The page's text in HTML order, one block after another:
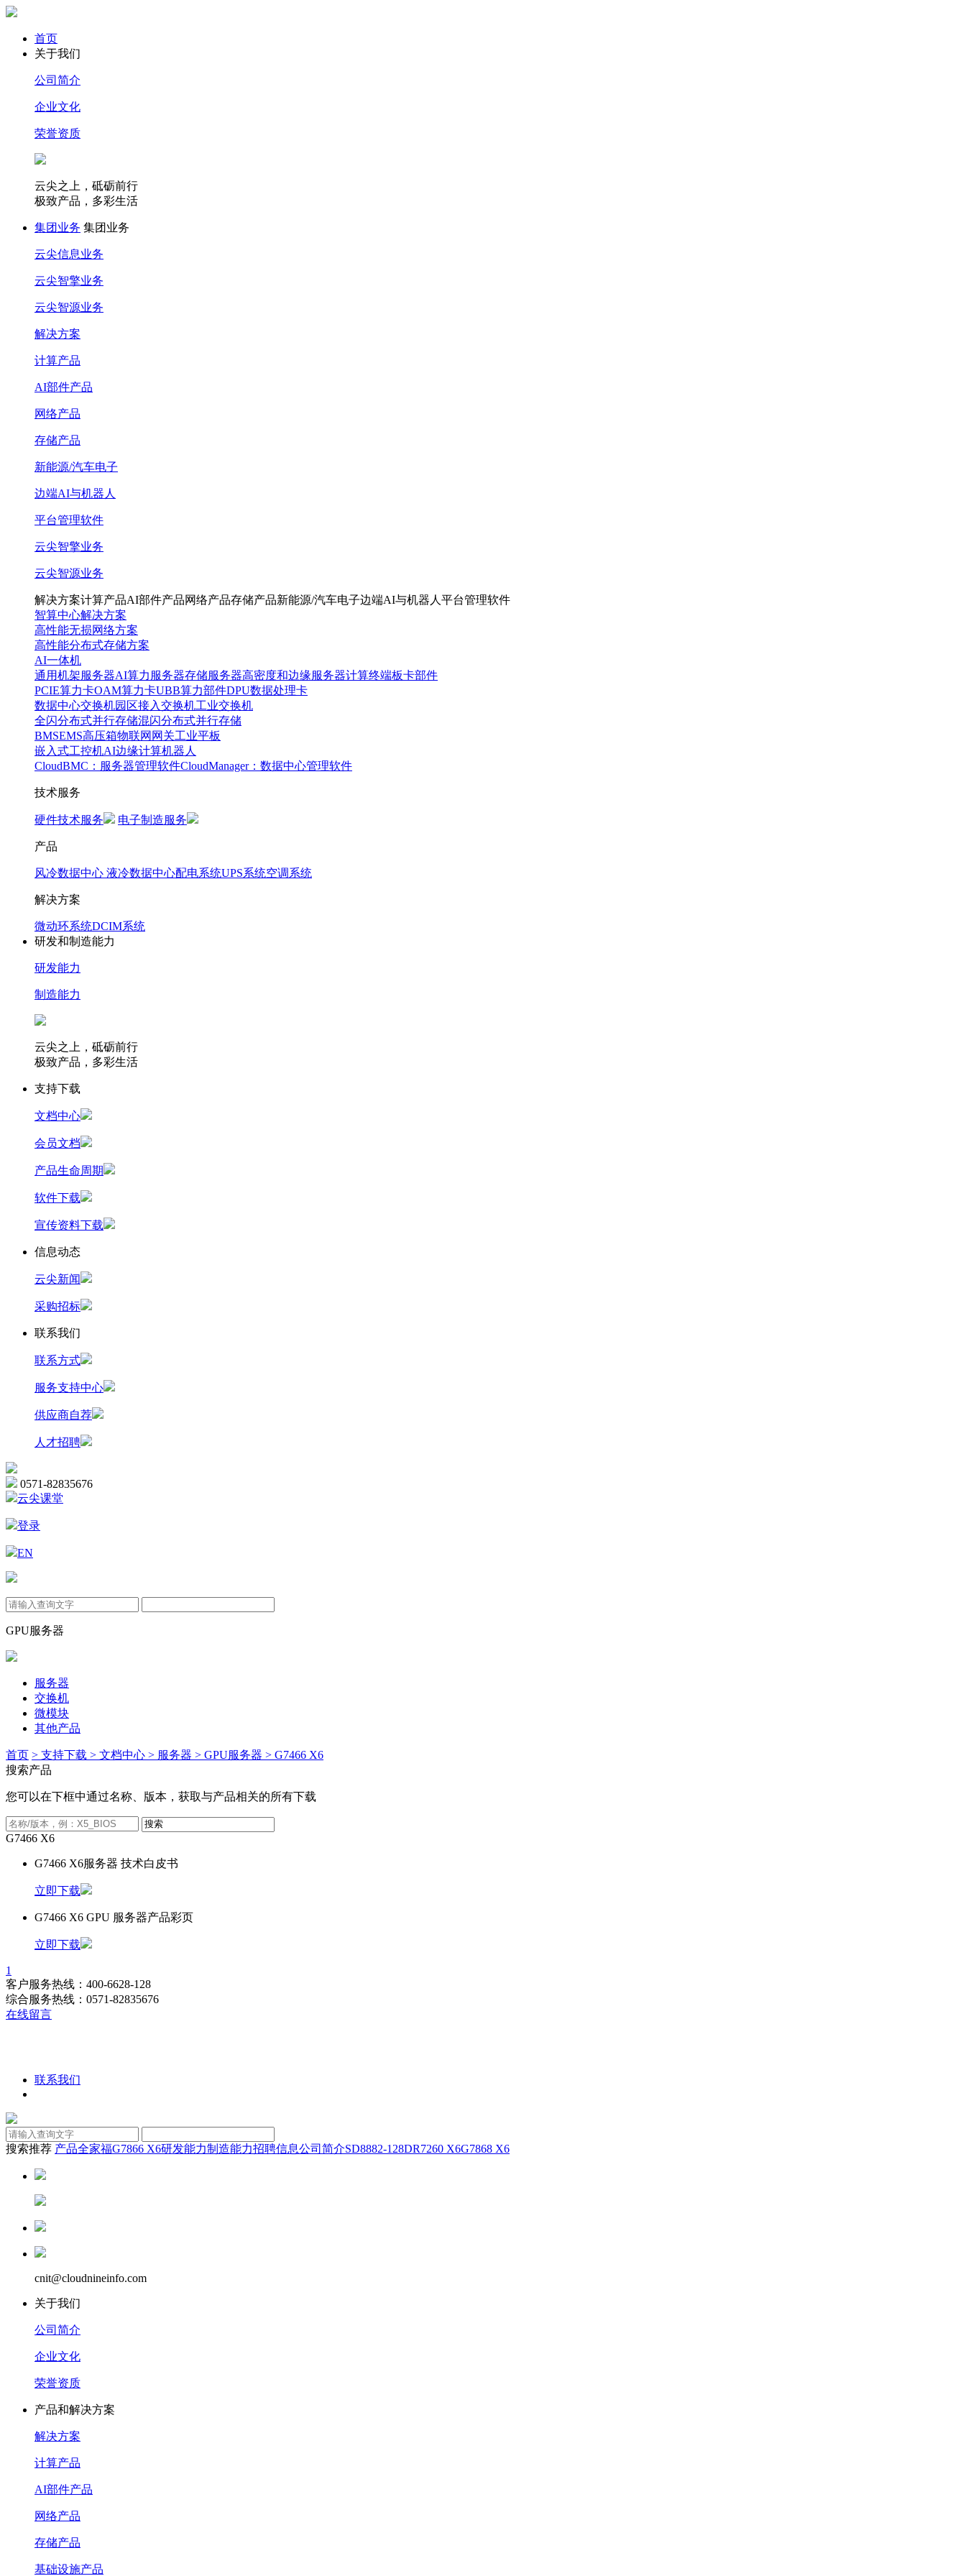
首页
关于我们
公司简介
企业文化
荣誉资质
云尖之上，砥砺前行
极致产品，多彩生活
集团业务 集团业务
云尖信息业务
云尖智擎业务
云尖智源业务
解决方案
计算产品
AI部件产品
网络产品
存储产品
新能源/汽车电子
边端AI与机器人
平台管理软件
云尖智擎业务
云尖智源业务
解决方案计算产品AI部件产品网络产品存储产品新能源/汽车电子边端AI与机器人 平台管理软件
智算中心解决方案
高性能无损网络方案
高性能分布式存储方案
AI一体机
通用机架服务器AI算力服务器存储服务器高密度和边缘服务器计算终端板卡部件
PCIE算力卡OAM算力卡UBB算力部件DPU数据处理卡
数据中心交换机园区接入交换机工业交换机
全闪分布式并行存储混闪分布式并行存储
BMSEMS高压箱物联网网关工业平板
嵌入式工控机AI边缘计算机器人
CloudBMC：服务器管理软件CloudManager：数据中心管理软件
技术服务
硬件技术服务 电子制造服务
产品
风冷数据中心 液冷数据中心配电系统UPS系统空调系统
解决方案
微动环系统DCIM系统
研发和制造能力
研发能力
制造能力
云尖之上，砥砺前行
极致产品，多彩生活
支持下载
文档中心
会员文档
产品生命周期
软件下载
宣传资料下载
信息动态
云尖新闻
采购招标
联系我们
联系方式
服务支持中心
供应商自荐
人才招聘
0571-82835676
云尖课堂
登录
EN
GPU服务器
服务器
交换机
微模块
其他产品
首页 > 支持下载 > 文档中心 > 服务器 > GPU服务器 > G7466 X6
搜索产品
您可以在下框中通过名称、版本，获取与产品相关的所有下载
G7466 X6
G7466 X6服务器 技术白皮书
立即下载
G7466 X6 GPU 服务器产品彩页
立即下载
1
客户服务热线：400-6628-128
综合服务热线：0571-82835676
在线留言
联系我们
搜索推荐 产品全家福G7866 X6研发能力制造能力招聘信息公司简介SD8882-128DR7260 X6G7868 X6
cnit@cloudnineinfo.com
关于我们
公司简介
企业文化
荣誉资质
产品和解决方案
解决方案
计算产品
AI部件产品
网络产品
存储产品
基础设施产品